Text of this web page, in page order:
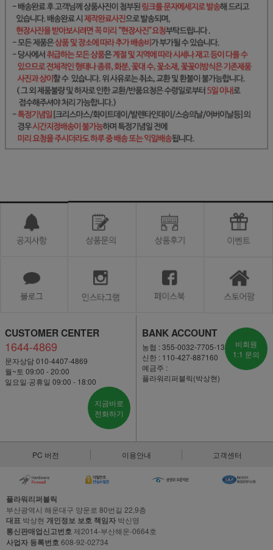
CUSTOMER CENTER
1644-4869
문자상담 010-4407-4869
월~토 09:00 - 20:00
일요일·공휴일 09:00 - 18:00
지금바로
전화하기
BANK ACCOUNT
농협 : 355-0032-7705-13
신한 : 110-427-887160
예금주 :
플라워리퍼블릭(박상현)
비회원
1:1 문의
PC 버전 이용안내 고객센터
플라워리퍼블릭
부산광역시 해운대구 양운로 80번길 22,9층
대표 박상현 개인정보 보호 책임자 박신영
통신판매업신고번호제2014-부산해운-0664호
사업자 등록번호608-92-02734